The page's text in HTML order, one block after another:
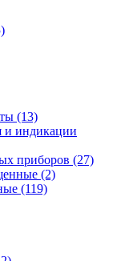
(13)
и индикации
приборов (27)
(2)
(119)